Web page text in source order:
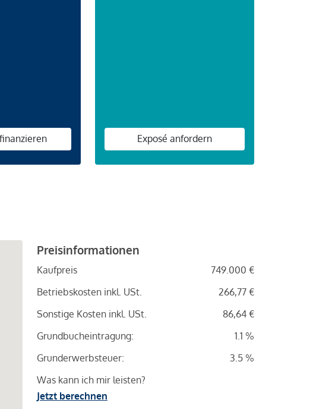
Exposé anfordern
Preisinformationen
Kaufpreis
749.000 €
Betriebskosten inkl. USt.
266,77 €
Sonstige Kosten inkl. USt.
86,64 €
Grundbucheintragung:
1.1 %
Grunderwerbsteuer:
3.5 %
Was kann ich mir leisten?
Jetzt berechnen